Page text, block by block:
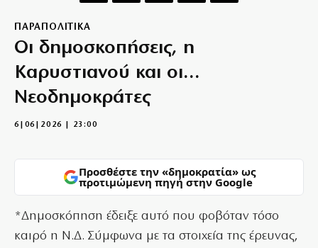
ΠΑΡΑΠΟΛΙΤΙΚΑ
Οι δημοσκοπήσεις, η
Καρυστιανού και οι…
Νεοδημοκράτες
6|06|2026 | 23:00
Προσθέστε την «δημοκρατία» ως
προτιμώμενη πηγή στην Google
*Δημοσκόπηση έδειξε αυτό που φοβόταν τόσο
καιρό η Ν.Δ. Σύμφωνα με τα στοιχεία της έρευνας,